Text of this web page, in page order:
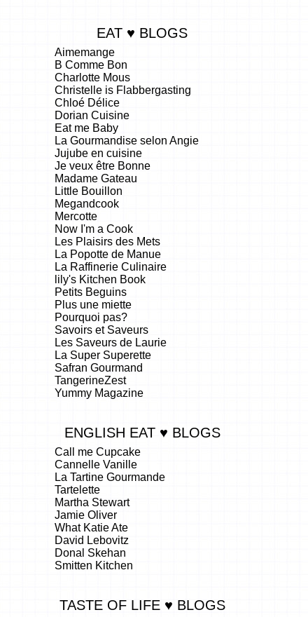
EAT ♥ BLOGS
Aimemange
B Comme Bon
Charlotte Mous
Christelle is Flabbergasting
Chloé Délice
Dorian Cuisine
Eat me Baby
La Gourmandise selon Angie
Jujube en cuisine
Je veux être Bonne
Madame Gateau
Little Bouillon
Megandcook
Mercotte
Now I'm a Cook
Les Plaisirs des Mets
La Popotte de Manue
La Raffinerie Culinaire
lily's Kitchen Book
Petits Beguins
Plus une miette
Pourquoi pas?
Savoirs et Saveurs
Les Saveurs de Laurie
La Super Superette
Safran Gourmand
TangerineZest
Yummy Magazine
ENGLISH EAT ♥ BLOGS
Call me Cupcake
Cannelle Vanille
La Tartine Gourmande
Tartelette
Martha Stewart
Jamie Oliver
What Katie Ate
David Lebovitz
Donal Skehan
Smitten Kitchen
TASTE OF LIFE ♥ BLOGS